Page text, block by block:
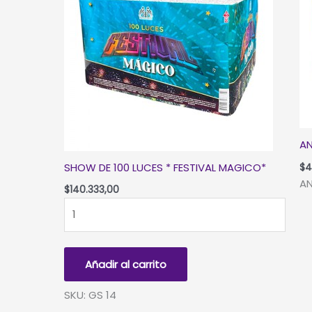
SHOW DE 100 LUCES * FESTIVAL MAGICO*
$140.333,00
DE
FESTIVAL
Añadir al carrito
SKU: GS 14
$